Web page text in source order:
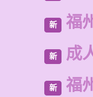
新 福
新 成
新 福